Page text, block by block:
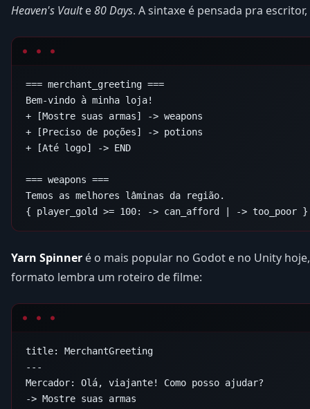
Heaven's Vaulte80 Days. A sintaxe é pensada pra
Yarn Spinner é o mais popular no Godot e no Unity
formato lembra um roteiro de filme: